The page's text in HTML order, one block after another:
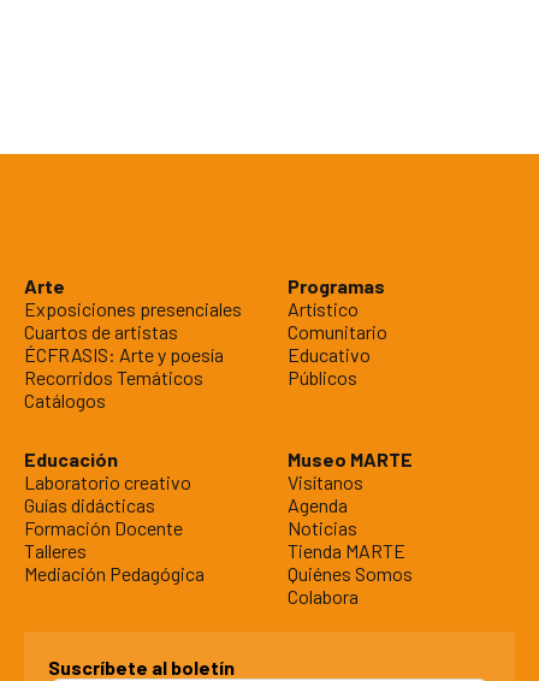
Arte
Exposiciones presenciales
Cuartos de artistas
ÉCFRASIS: Arte y poesía
Recorridos Temáticos
Catálogos
Programas
Artístico
Comunitario
Educativo
Públicos
Educación
Laboratorio creativo
Guías didácticas
Formación Docente
Talleres
Mediación Pedagógica
Museo MARTE
Visítanos
Agenda
Noticias
Tienda MARTE
Quiénes Somos
Colabora
Suscríbete al boletín